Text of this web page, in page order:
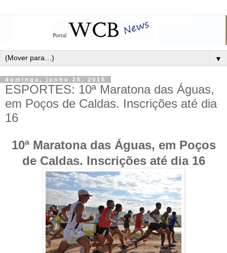
▼
domingo, junho 28, 2015
ESPORTES: 10ª Maratona das Águas,
em Poços de Caldas. Inscrições até dia
16
10ª Maratona das Águas, em Poços
de Caldas. Inscrições até dia 16